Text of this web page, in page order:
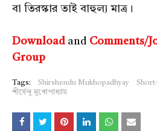
বা তিরস্কার তাই বাহুল্য মাত্র।
Download and Comments/
Group
Tags: Shirshendu Mukhopadhyay
শীর্ষেন্দু মুখোপাধ্যায়